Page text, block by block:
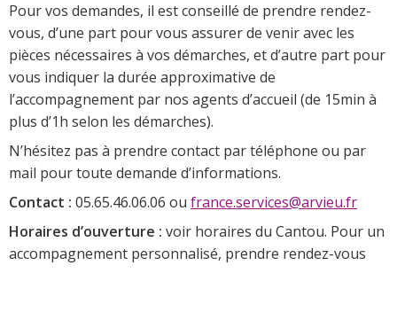
Pour vos demandes, il est conseillé de prendre rendez-
vous, d’une part pour vous assurer de venir avec les
pièces nécessaires à vos démarches, et d’autre part pour
vous indiquer la durée approximative de
l’accompagnement par nos agents d’accueil (de 15min à
plus d’1h selon les démarches).
N’hésitez pas à prendre contact par téléphone ou par
mail pour toute demande d’informations.
Contact : 05.65.46.06.06 ou france.services@arvieu.fr
Horaires d’ouverture : voir horaires du Cantou. Pour un
accompagnement personnalisé, prendre rendez-vous